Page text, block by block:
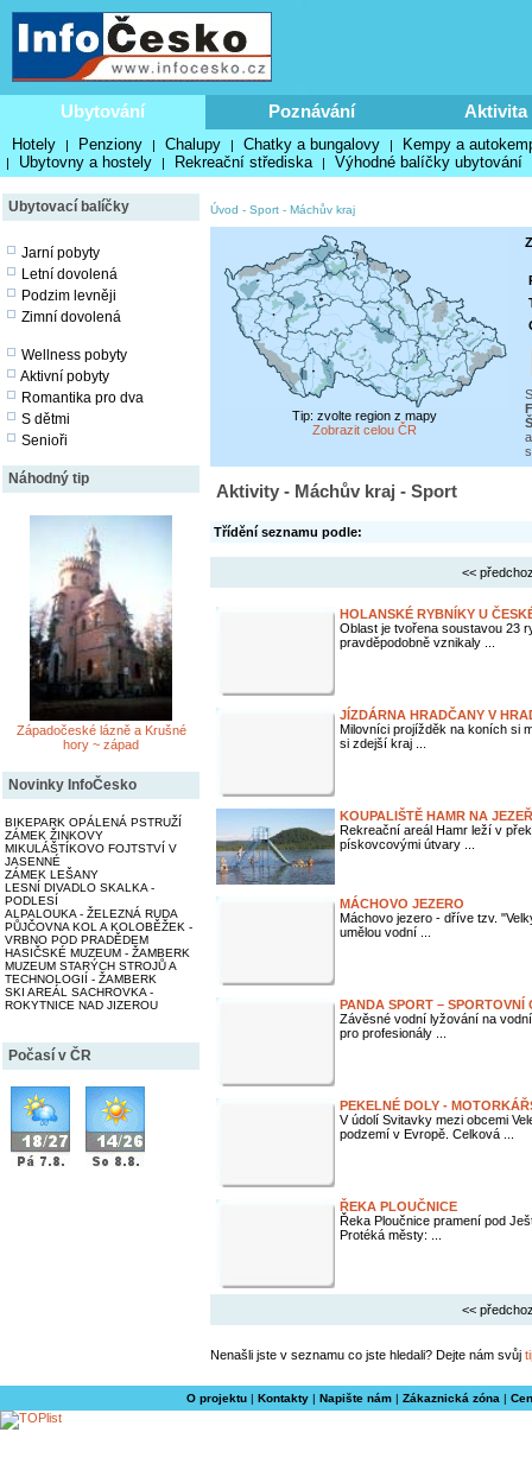
Ubytování Poznávání Aktivita
Hotely | Penziony | Chalupy | Chatky a bungalovy | Kempy a
| Ubytovny a hostely | Rekreační střediska | Výhodné balíčky ubytování
Ubytovací balíčky
Jarní pobyty
Letní dovolená
Podzim levněji
Zimní dovolená
Wellness pobyty
Aktivní pobyty
Romantika pro dva
S dětmi
Senioři
Náhodný tip
Západočeské lázně a Krušné
hory ~ západ
Novinky InfoČesko
BIKEPARK OPÁLENÁ PSTRUŽÍ
ZÁMEK ŽINKOVY
MIKULÁŠTÍKOVO FOJTSTVÍ V
JASENNÉ
ZÁMEK LEŠANY
LESNÍ DIVADLO SKALKA -
PODLESÍ
ALPALOUKA - ŽELEZNÁ RUDA
PŮJČOVNA KOL A KOLOBĚŽEK -
VRBNO POD PRADĚDEM
HASIČSKÉ MUZEUM - ŽAMBERK
MUZEUM STARÝCH STROJŮ A
TECHNOLOGIÍ - ŽAMBERK
SKI AREÁL SACHROVKA -
ROKYTNICE NAD JIZEROU
Počasí v ČR
Úvod - Sport - Máchův kraj
Tip: zvolte region z mapy
Zobrazit celou ČR
Aktivity - Máchův kraj - Sport
Třídění seznamu podle:
<<
HOLANSKÉ RYBNÍKY U
Oblast je tvořena soustavou 23
pravděpodobně vznikaly ...
JÍZDÁRNA HRADČANY V
Milovníci projížděk na koních si
si zdejší kraj ...
KOUPALIŠTĚ HAMR NA
Rekreační areál Hamr leží v
pískovcovými útvary ...
MÁCHOVO JEZERO
Máchovo jezero - dříve tzv.
umělou vodní ...
PANDA SPORT –
Závěsné vodní lyžování na
pro profesionály ...
PEKELNÉ DOLY -
V údolí Svitavky mezi obcemi
podzemí v Evropě. Celková ...
ŘEKA PLOUČNICE
Řeka Ploučnice pramení pod
Protéká městy: ...
<<
Nenašli jste v seznamu co jste hledali? Dejte nám svůj
O projektu| Kontakty| Napište nám| Zákaznická zóna |